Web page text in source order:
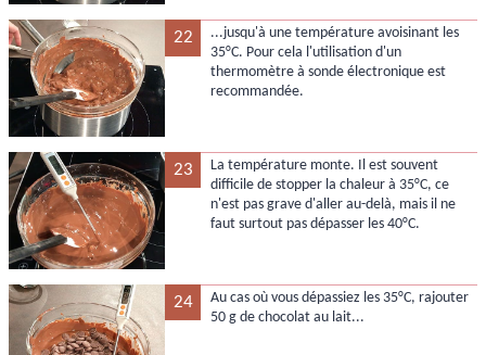
22
...jusqu'à une température avoisinant les
35°C. Pour cela l'utilisation d'un
thermomètre à sonde électronique est
recommandée.
23
La température monte. Il est souvent
difficile de stopper la chaleur à 35°C, ce
n'est pas grave d'aller au-delà, mais il ne
faut surtout pas dépasser les 40°C.
24
Au cas où vous dépassiez les 35°C, rajouter
50 g de chocolat au lait...